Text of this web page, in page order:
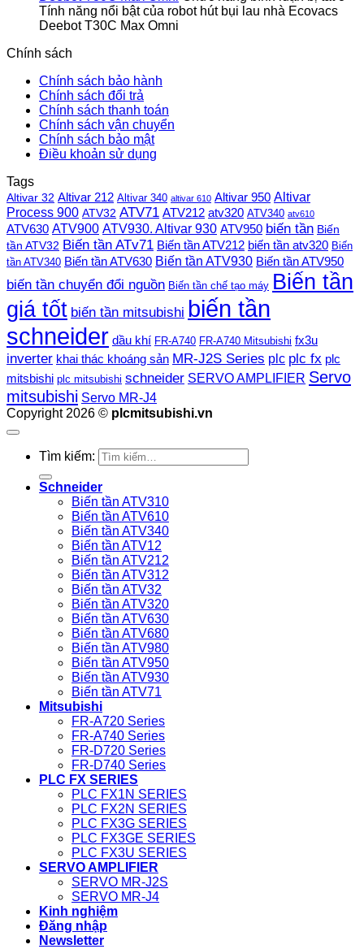
Tính năng nổi bật của robot hút bụi lau nhà Ecovacs
Deebot T30C Max Omni
Chính sách
Chính sách bảo hành
Chính sách đổi trả
Chính sách thanh toán
Chính sách vận chuyển
Chính sách bảo mật
Điều khoản sử dụng
Tags
Altivar 32 Altivar 212 Altivar 340 altivar 610 Altivar 950 Altivar
Process 900 ATV32 ATV71 ATV212 atv320 ATV340 atv610
ATV630 ATV900 ATV930. Altivar 930 ATV950 biến tần Biến
tần ATV32 Biến tần ATv71 Biến tần ATV212 biến tần atv320 Biến
tần ATV340 Biến tần ATV630 Biến tần ATV930 Biến tần ATV950
biến tần chuyển đổi nguồn Biến tần chế tạo máy Biến tần
giá tốt biến tần mitsubishi biến tần
schneider dầu khí FR-A740 FR-A740 Mitsubishi fx3u
inverter khai thác khoáng sản MR-J2S Series plc plc fx plc
mitsbishi plc mitsubishi schneider SERVO AMPLIFIER Servo
mitsubishi Servo MR-J4
Copyright 2026 © plcmitsubishi.vn
Tìm kiếm:
Schneider
Biến tần ATV310
Biến tần ATV610
Biến tần ATV340
Biến tần ATV12
Biến tần ATV212
Biến tần ATV312
Biến tần ATV32
Biến tần ATV320
Biến tần ATV630
Biến tần ATV680
Biến tần ATV980
Biến tần ATV950
Biến tần ATV930
Biến tần ATV71
Mitsubishi
FR-A720 Series
FR-A740 Series
FR-D720 Series
FR-D740 Series
PLC FX SERIES
PLC FX1N SERIES
PLC FX2N SERIES
PLC FX3G SERIES
PLC FX3GE SERIES
PLC FX3U SERIES
SERVO AMPLIFIER
SERVO MR-J2S
SERVO MR-J4
Kinh nghiệm
Đăng nhập
Newsletter